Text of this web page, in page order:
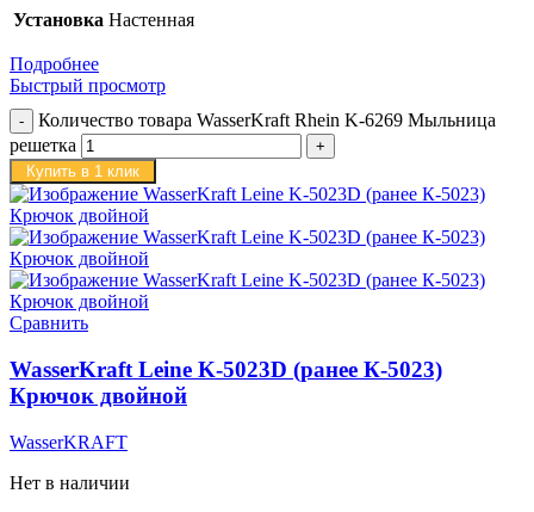
Установка Настенная
Подробнее
Быстрый просмотр
Количество товара WasserKraft Rhein K-6269 Мыльница
решетка
Купить в 1 клик
Сравнить
WasserKraft Leine K-5023D (ранее К-5023)
Крючок двойной
WasserKRAFT
Нет в наличии